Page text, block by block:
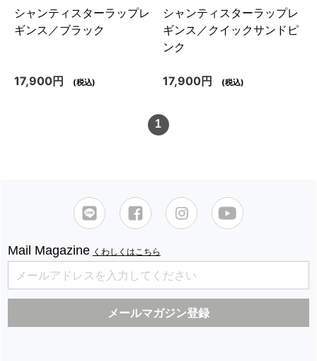
シャンティスターラップレ
ギンス／ブラック
17,900円 (税込)
シャンティスターラップレ
ギンス／クイックサンドピ
ンク
17,900円 (税込)
1
Mail Magazine くわしくはこちら